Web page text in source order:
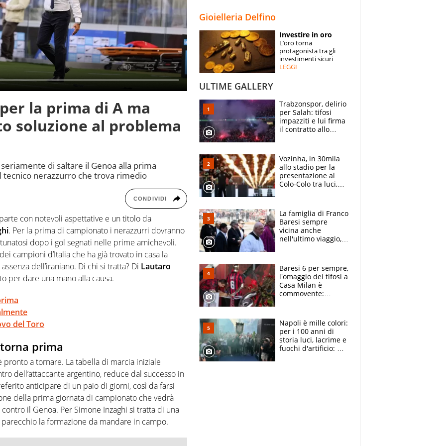
ESPERTI
CONTATTI
la prima di A ma
soluzione al problema
di saltare il Genoa alla prima
nerazzurro che trova rimedio
CONDIVIDI
con notevoli aspettative e un titolo da
. Per la prima di campionato i nerazzurri dovranno
dopo i gol segnati nelle prime amichevoli.
campioni d’Italia che ha già trovato in casa la
dell’iraniano. Di chi si tratta? Di Lautaro
per dare una mano alla causa.
del Toro
prima
pronto a tornare. La tabella di marcia iniziale
dell’attaccante argentino, reduce dal successo in
anticipare di un paio di giorni, così da farsi
della prima giornata di campionato che vedrà
il Genoa. Per Simone Inzaghi si tratta di una
la formazione da mandare in campo.
Gioielleria Delfino
Investire in oro
L’oro torna
protagonista tra gli
investimenti sicuri
LEGGI
ULTIME GALLERY
Trabzonspor, delirio
per Salah: tifosi
impazziti e lui firma
il contratto allo
Vozinha, in 30mila
allo stadio per la
presentazione al
Colo-Colo tra luci,
La famiglia di Franco
Baresi sempre
vicina anche
nell'ultimo viaggio,
circondati
dall'affetto dei tifosi
Baresi 6 per sempre,
l'omaggio dei tifosi a
Casa Milan è
commovente:
bigliettini
Napoli è mille colori:
per i 100 anni di
storia luci, lacrime e
fuochi d'artificio: De